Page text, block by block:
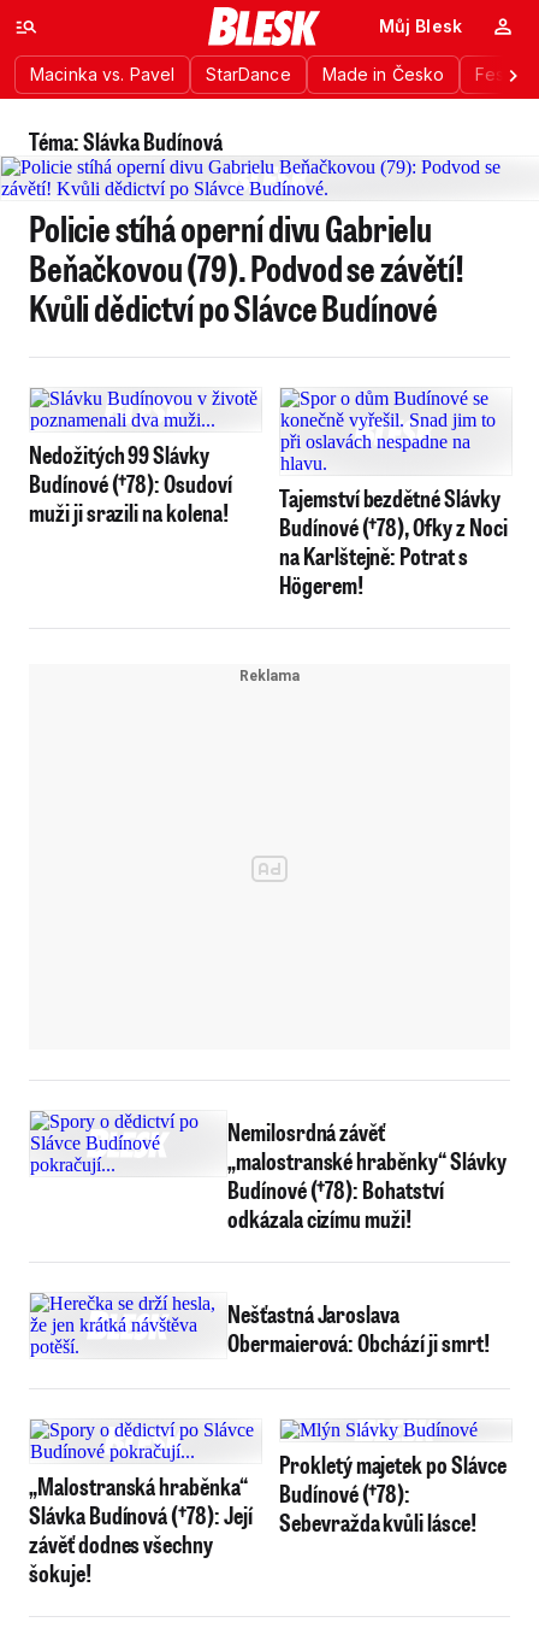
Macinka vs. Pavel StarDance Made in Česko
Můj Blesk
Téma: Slávka Budínová
Policie stíhá operní divu Gabrielu
Beňačkovou (79). Podvod se závětí!
Kvůli dědictví po Slávce Budínové
Nedožitých 99 Slávky
Budínové (†78): Osudoví
muži ji srazili na kolena!
Tajemství bezdětné Slávky
Budínové (†78), Ofky z Noci
na Karlštejně: Potrat s
Högerem!
Nemilosrdná závěť
„malostranské hraběnky“ Slávky
Budínové (†78): Bohatství
odkázala cizímu muži!
Nešťastná Jaroslava
Obermaierová: Obchází ji smrt!
„Malostranská hraběnka“
Slávka Budínová (†78): Její
závěť dodnes všechny
šokuje!
Prokletý majetek po Slávce
Budínové (†78):
Sebevražda kvůli lásce!